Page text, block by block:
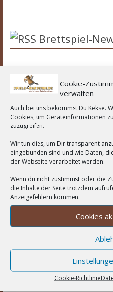
Cookie-
verwalten
Auch bei uns bekommst Du Kekse.
Cookies, um Geräteinformationen
zuzugreifen.
Wir tun dies, um Dir transparent
eingebunden sind und wie Daten,
der Webseite verarbeitet werden.
Wenn du nicht zustimmst oder die
die Inhalte der Seite trotzdem
Anzeigefehlern kommen.
Cookies
Cookie-Richtlinie
Brettspiel-
Spiel des Jahres 2025 -
43. Spieleautor*innen-
Wir unterstützen:
Wortwolke
Abacusspiele
Berichte CGE Days of
Engine
Expertenspiel
Kartenspiel
kooperativ